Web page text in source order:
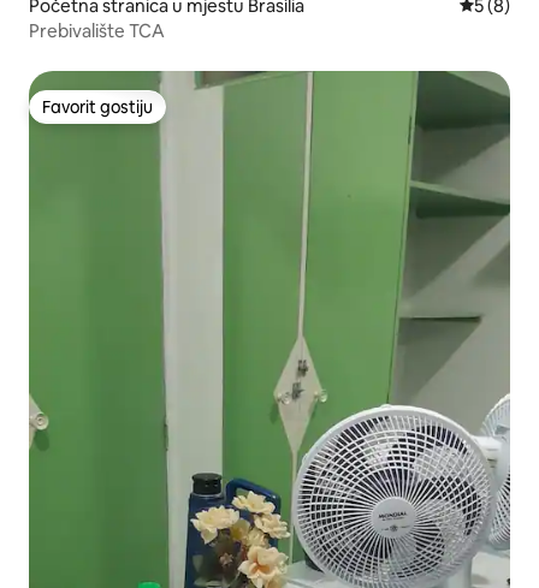
Početna stranica u mjestu Brasília
5 (8)
Prebivalište TCA
Favorit gostiju
Favorit gostiju